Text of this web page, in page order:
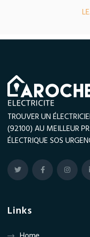
TROUVER UN
(92100) AU MEILLEUR
ÉLECTRIQUE SOS
Links